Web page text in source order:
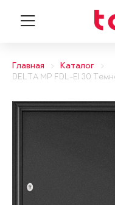
Главная
Каталог
DELTA MP FDL-EI 30